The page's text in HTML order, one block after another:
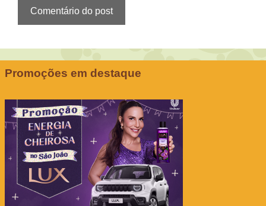
Promoções em destaque